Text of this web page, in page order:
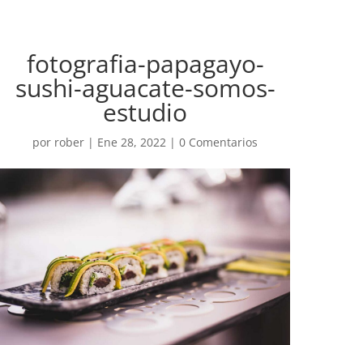
fotografia-papagayo-
sushi-aguacate-somos-
estudio
por rober | Ene 28, 2022 |0 Comentarios